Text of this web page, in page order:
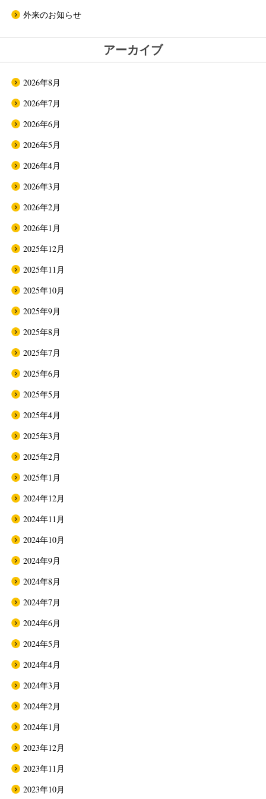
外来のお知らせ
アーカイブ
2026年8月
2026年7月
2026年6月
2026年5月
2026年4月
2026年3月
2026年2月
2026年1月
2025年12月
2025年11月
2025年10月
2025年9月
2025年8月
2025年7月
2025年6月
2025年5月
2025年4月
2025年3月
2025年2月
2025年1月
2024年12月
2024年11月
2024年10月
2024年9月
2024年8月
2024年7月
2024年6月
2024年5月
2024年4月
2024年3月
2024年2月
2024年1月
2023年12月
2023年11月
2023年10月